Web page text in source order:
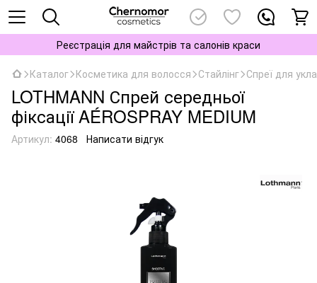
Реєстрація для майстрів та салонів краси
Каталог Косметика для волосся Стайлінг Спреї для
LOTHMANN Спрей середньої
фіксації AÉROSPRAY MEDIUM
Артикул: 4068 Написати відгук